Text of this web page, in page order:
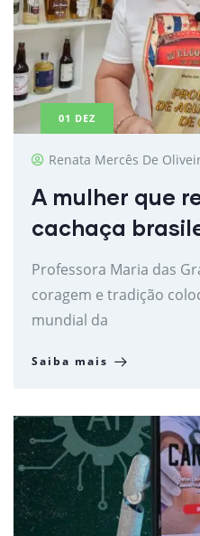
01 DEZ
Renata Mercês De
A mulher que
cachaça
Professora Maria das
coragem e tradição
mundial da
Saiba mais